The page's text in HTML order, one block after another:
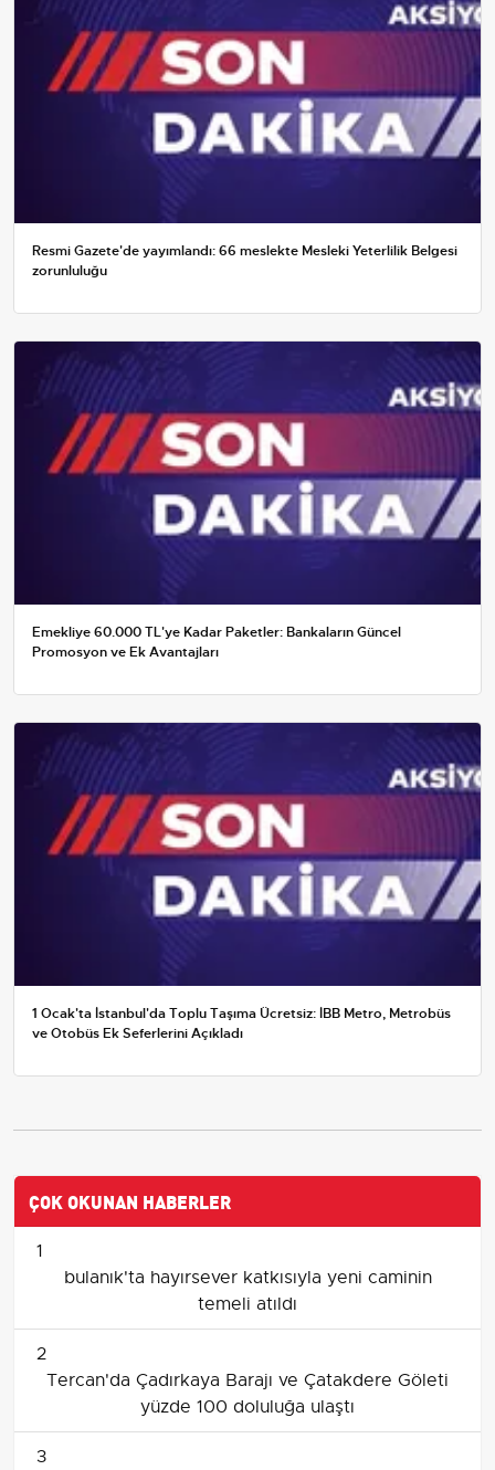
Resmi Gazete'de yayımlandı: 66 meslekte Mesleki Yeterlilik Belgesi
zorunluluğu
Emekliye 60.000 TL'ye Kadar Paketler: Bankaların Güncel
Promosyon ve Ek Avantajları
1 Ocak'ta İstanbul'da Toplu Taşıma Ücretsiz: İBB Metro, Metrobüs
ve Otobüs Ek Seferlerini Açıkladı
ÇOK OKUNAN HABERLER
1
bulanık'ta hayırsever katkısıyla yeni caminin
temeli atıldı
2
Tercan'da Çadırkaya Barajı ve Çatakdere Göleti
yüzde 100 doluluğa ulaştı
3